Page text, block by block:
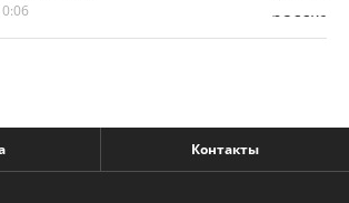
Контакты